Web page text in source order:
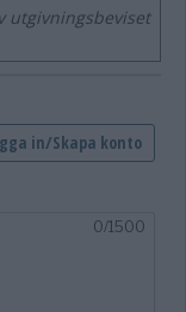
utgivningsbeviset